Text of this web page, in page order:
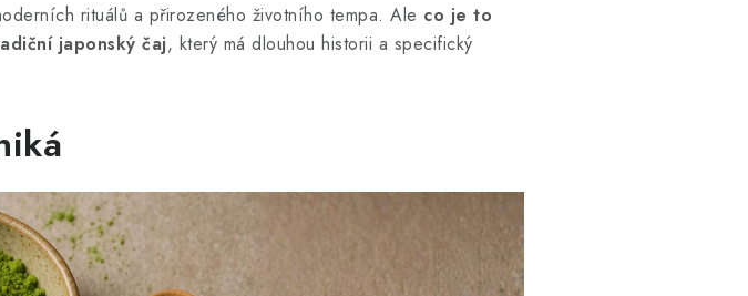
rituálů a přirozeného životního tempa. Ale co je to
japonský čaj, který má dlouhou historii a specifický